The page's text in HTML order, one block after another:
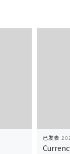
已发表